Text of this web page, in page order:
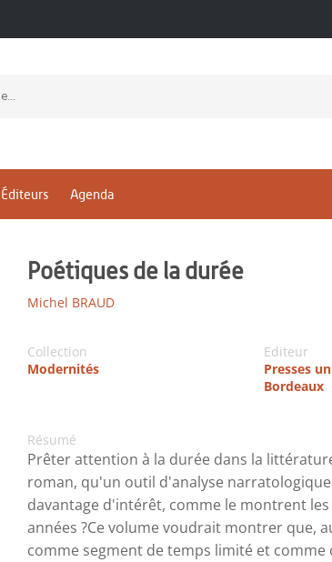
Éditeurs Agenda
Poétiques de la durée
Michel BRAUD
Collection
Modernités
Editeur
Presses
Bordeaux
Résumé
Prêter attention à la durée dans la
roman, qu'un outil d'analyse
davantage d'intérêt, comme le montrent
années ?Ce volume voudrait montrer que,
comme segment de temps limité et